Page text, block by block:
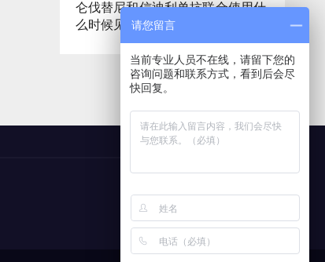
仑伐替尼和信迪利单抗联合使用什
么时候见效请您留言
当前专业人员不在线，请留下您的
咨询问题和联系方式，看到后会尽
快回复。